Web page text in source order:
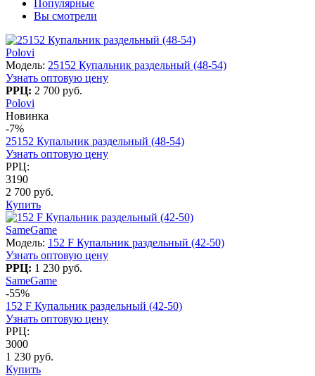
Популярные
Вы смотрели
Polovi
Модель: 25152 Купальник раздельный (48-54)
Узнать оптовую цену
РРЦ: 2 700 руб.
Polovi
Новинка
-7%
25152 Купальник раздельный (48-54)
Узнать оптовую цену
РРЦ:
3190
2 700 руб.
Купить
SameGame
Модель: 152 F Купальник раздельный (42-50)
Узнать оптовую цену
РРЦ: 1 230 руб.
SameGame
-55%
152 F Купальник раздельный (42-50)
Узнать оптовую цену
РРЦ:
3000
1 230 руб.
Купить